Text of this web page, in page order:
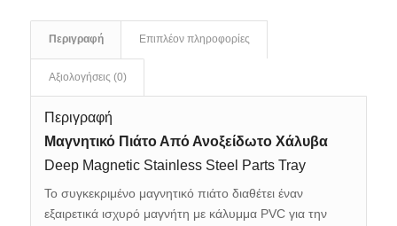
Περιγραφή Επιπλέον πληροφορίες
Αξιολογήσεις (0)
Περιγραφή
Μαγνητικό Πιάτο Από Ανοξείδωτο Χάλυβα
Deep Magnetic Stainless Steel Parts Tray
Το συγκεκριμένο μαγνητικό πιάτο διαθέτει έναν
εξαιρετικά ισχυρό μαγνήτη με κάλυμμα PVC για την